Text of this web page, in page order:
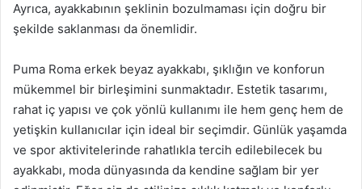
Ayrıca, ayakkabının şeklinin bozulmaması için doğru bir
şekilde saklanması da önemlidir.
Puma Roma erkek beyaz ayakkabı, şıklığın ve konforun
mükemmel bir birleşimini sunmaktadır. Estetik tasarımı,
rahat iç yapısı ve çok yönlü kullanımı ile hem genç hem de
yetişkin kullanıcılar için ideal bir seçimdir. Günlük yaşamda
ve spor aktivitelerinde rahatlıkla tercih edilebilecek bu
ayakkabı, moda dünyasında da kendine sağlam bir yer